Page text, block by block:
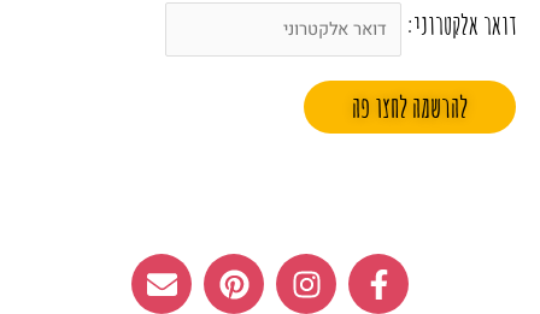
דואר אלקטרוני:
F
a
I
n
P
i
E
n